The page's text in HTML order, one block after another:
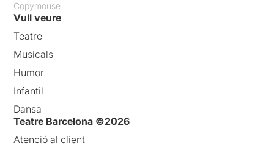
Copymouse
Vull veure
Teatre
Musicals
Humor
Infantil
Dansa
Teatre Barcelona ©2026
Atenció al client